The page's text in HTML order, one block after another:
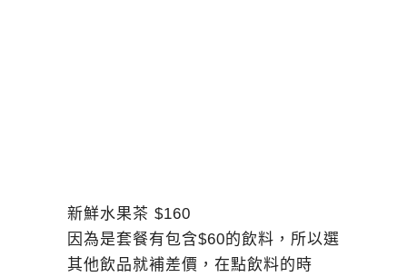
新鮮水果茶 $160
因為是套餐有包含$60的飲料，所以選
其他飲品就補差價，在點飲料的時